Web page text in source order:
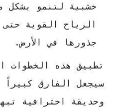
خشبية لتنمو بشكل
الرياح القوية
جذورها في الأرض.
تطبيق هذه الخطوات
سيجعل الفارق كبيراً
وحديقة احترافية